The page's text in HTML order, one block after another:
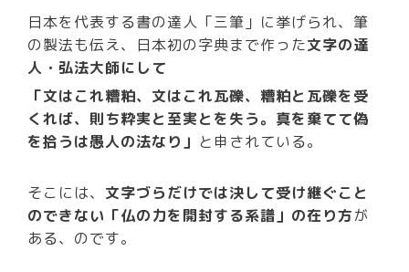
日本を代表する書の達人「三筆」に挙げられ、筆
の製法も伝え、日本初の字典まで作った文字の達
人・弘法大師にして
「文はこれ糟粕、文はこれ瓦礫、糟粕と瓦礫を受
くれば、則ち粋実と至実とを失う。真を棄てて偽
を拾うは愚人の法なり」 と申されている。
そこには、 文字づらだけでは決して受け継ぐこと
のできない「仏の力を開封する系譜」の在り方が
ある、のです。